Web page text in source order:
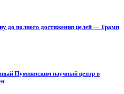
до полного достижения целей — Трамп
Пумпянским научный центр в